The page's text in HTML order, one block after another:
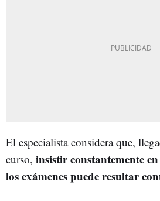
El especialista considera que,
curso, insistir constantemente
los exámenes puede resultar